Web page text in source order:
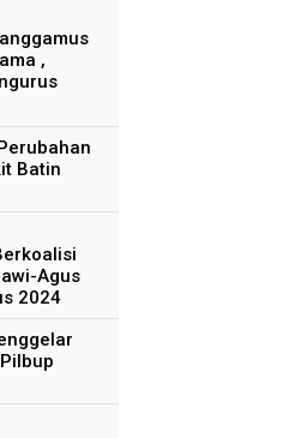
,
Batin
Agus
2024